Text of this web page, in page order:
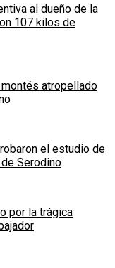
al dueño de la
107 kilos de
montés atropellado
el estudio de
Serodino
por la trágica